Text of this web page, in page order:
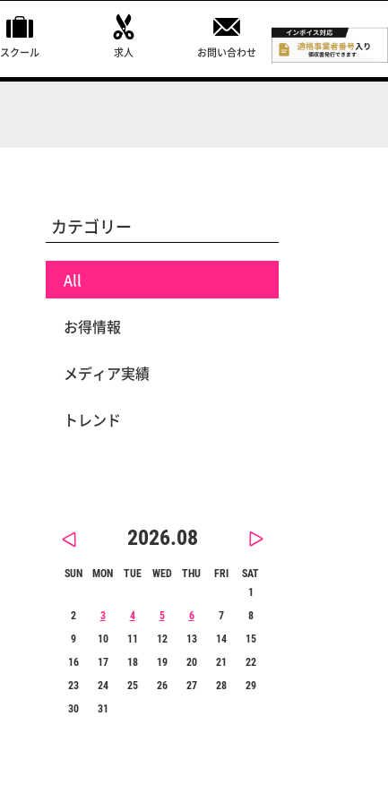
スクール 求人 お問い合わせ
カテゴリー
All
お得情報
メディア実績
トレンド
2026.08
SUN MON TUE WED THU FRI
SAT
1
2
3 4 5 6 7
8
9
10 11 12 13 14
15
16
17 18 19 20 21
22
23
24 25 26 27 28
29
30
31